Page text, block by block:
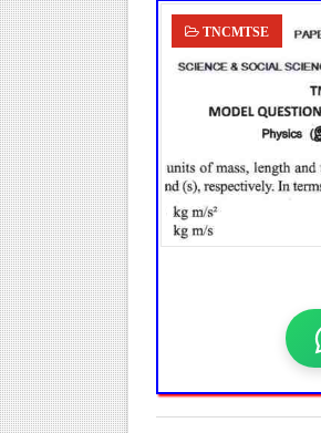
அரசு
TNCMTSE